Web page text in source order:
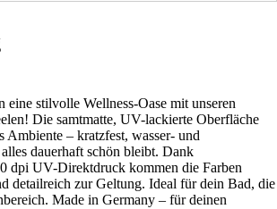
eine stilvolle Wellness-Oase mit unseren
Die samtmatte, UV-lackierte Oberfläche
Ambiente – kratzfest, wasser- und
dauerhaft schön bleibt. Dank
dpi UV-Direktdruck kommen die Farben
detailreich zur Geltung. Ideal für dein Bad, die
Made in Germany – für deinen